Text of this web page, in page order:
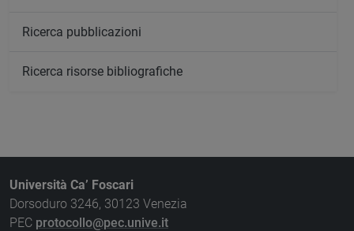
Ricerca pubblicazioni
Ricerca risorse bibliografiche
Università Ca’ Foscari
Dorsoduro 3246, 30123 Venezia
PEC protocollo@pec.unive.it